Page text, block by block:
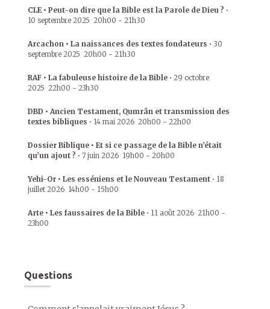
CLE • Peut-on dire que la Bible est la Parole de Dieu ? •
10 septembre 2025 20h00 - 21h30
Arcachon • La naissances des textes fondateurs • 30
septembre 2025 20h00 - 21h30
RAF • La fabuleuse histoire de la Bible • 29 octobre
2025 22h00 - 23h30
DBD • Ancien Testament, Qumrân et transmission des
textes bibliques • 14 mai 2026 20h00 - 22h00
Dossier Biblique • Et si ce passage de la Bible n’était
qu’un ajout ? • 7 juin 2026 19h00 - 20h00
Yehi-Or • Les esséniens et le Nouveau Testament • 18
juillet 2026 14h00 - 15h00
Arte • Les faussaires de la Bible • 11 août 2026 21h00 -
23h00
Questions